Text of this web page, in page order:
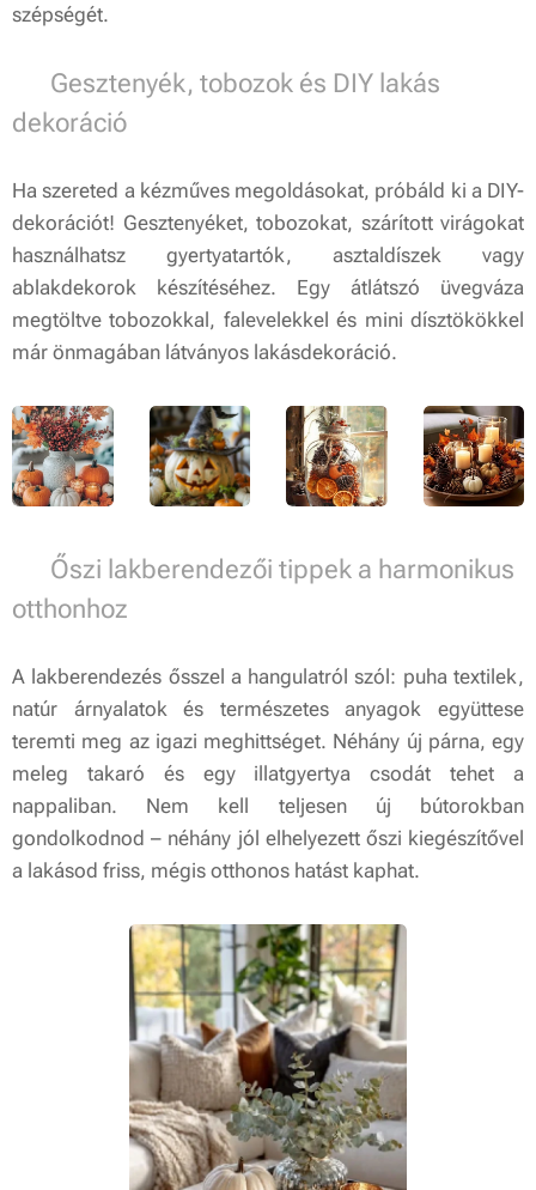
szépségét.
🌰 Gesztenyék, tobozok és DIY lakás
dekoráció
Ha szereted a kézműves megoldásokat, próbáld ki a DIY-
dekorációt! Gesztenyéket, tobozokat, szárított virágokat
használhatsz gyertyatartók, asztaldíszek vagy
ablakdekorok készítéséhez. Egy átlátszó üvegváza
megtöltve tobozokkal, falevelekkel és mini dísztökökkel
már önmagában látványos lakásdekoráció.
✨ Őszi lakberendezői tippek a harmonikus
otthonhoz
A lakberendezés ősszel a hangulatról szól: puha textilek,
natúr árnyalatok és természetes anyagok együttese
teremti meg az igazi meghittséget. Néhány új párna, egy
meleg takaró és egy illatgyertya csodát tehet a
nappaliban. Nem kell teljesen új bútorokban
gondolkodnod – néhány jól elhelyezett őszi kiegészítővel
a lakásod friss, mégis otthonos hatást kaphat.